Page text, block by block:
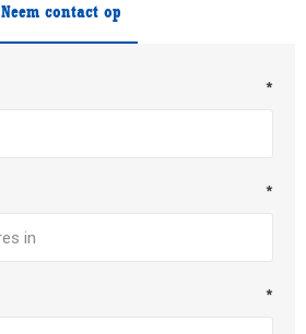
Neem contact op
*
*
*